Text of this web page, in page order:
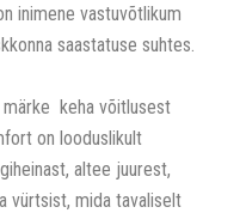
inimene vastuvõtlikum
saastatuse suhtes.
märke keha võitlusest
on looduslikult
altee juurest,
vürtsist, mida tavaliselt